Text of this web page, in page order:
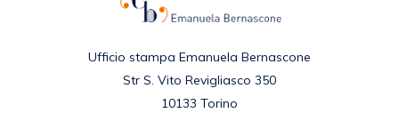
Ufficio stampa Emanuela Bernascone
Str S. Vito Revigliasco 350
10133 Torino